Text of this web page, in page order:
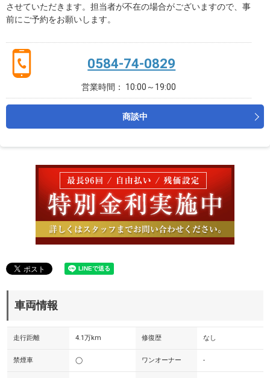
させていただきます。担当者が不在の場合がございますので、事
前にご予約をお願いします。
0584-74-0829
営業時間： 10:00～19:00
商談中
車両情報
走行距離 4.1万km 修復歴 なし
禁煙車 ◯ ワンオーナー -